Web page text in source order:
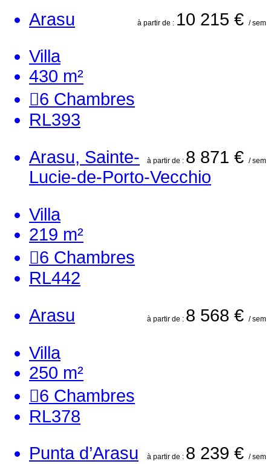
à partir de : 10 215 € / sem
Arasu
Villa
430 m²
6 Chambres
RL393
à partir de : 8 871 € / sem
Arasu, Sainte-
Lucie-de-Porto-Vecchio
Villa
219 m²
6 Chambres
RL442
à partir de : 8 568 € / sem
Arasu
Villa
250 m²
6 Chambres
RL378
à partir de : 8 239 € / sem
Punta d’Arasu